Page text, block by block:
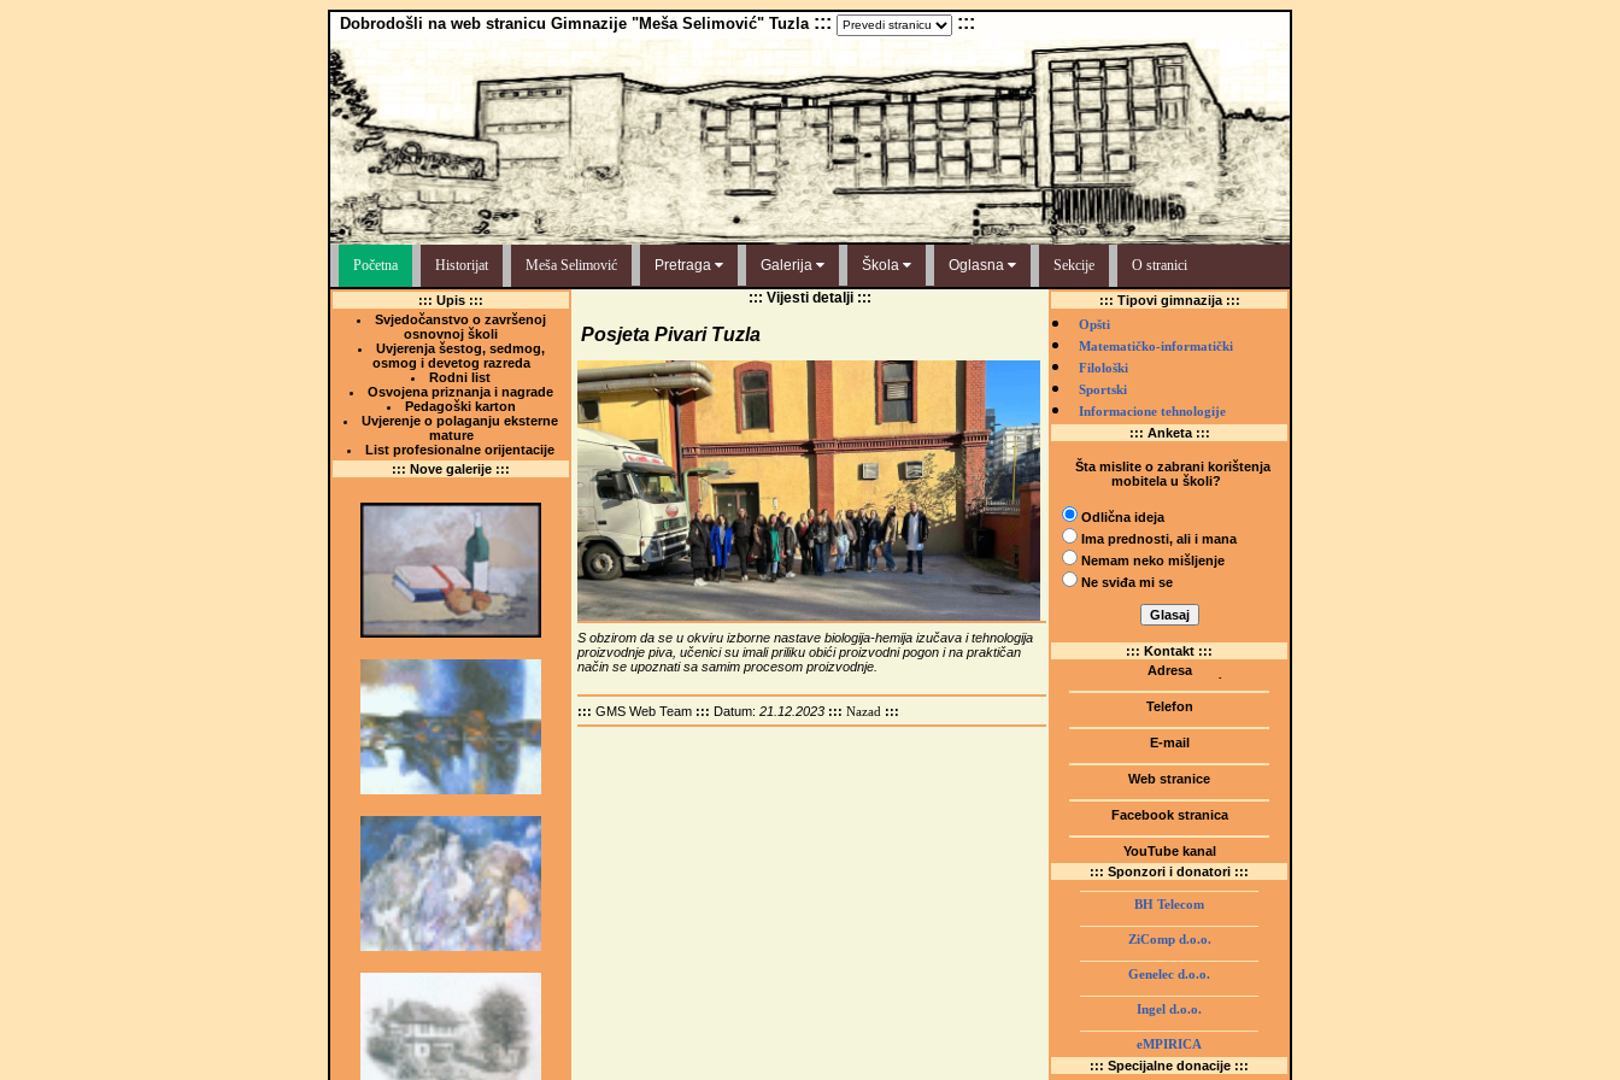
Dobrodošli na web stranicu Gimnazije "Meša Selimović" Tuzla ::: :::
Početna Historijat Meša Selimović Pretraga Galerija Škola Oglasna Sekcije O stranici
::: Upis :::
Svjedočanstvo o završenoj
osnovnoj školi
Uvjerenja šestog, sedmog,
osmog i devetog razreda
Rodni list
Osvojena priznanja i nagrade
Pedagoški karton
Uvjerenje o polaganju eksterne
mature
List profesionalne orijentacije
::: Nove galerije :::
::: Vijesti detalji :::
Posjeta Pivari Tuzla
S obzirom da se u okviru izborne nastave biologija-hemija izučava i tehnologija
proizvodnje piva, učenici su imali priliku obići proizvodni pogon i na praktičan
način se upoznati sa samim procesom proizvodnje.
::: GMS Web Team::: Datum: 21.12.2023::: Nazad :::
::: Tipovi gimnazija :::
Opšti
Matematičko-informatički
Filološki
Sportski
Informacione tehnologije
::: Anketa :::
Šta mislite o zabrani korištenja
mobitela u školi?
Odlična ideja
Ima prednosti, ali i mana
Nemam neko mišljenje
Ne sviđa mi se
::: Kontakt :::
Adresa
(Šetalište I.G. Kovačića 1)
75000 Tuzla, BiH
Telefon
E-mail
Web stranice
www.gmstziam.com.ba
Facebook stranica
YouTube kanal
GMS Tuzla
::: Sponzori i donatori :::
BH Telecom
ZiComp d.o.o.
Genelec d.o.o.
Ingel d.o.o.
eMPIRICA
::: Specijalne donacije :::